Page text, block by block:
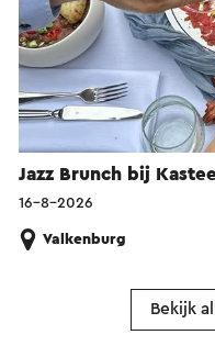
Jazz Brunch bij
16-8-2026
Valkenburg
Bekijk